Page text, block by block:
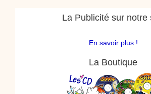
La Publicité sur notre
En savoir plus !
La Boutique